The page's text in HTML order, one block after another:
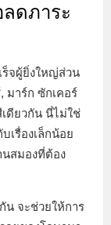
ลดภาระ
จผู้ยิ่งใหญ่ส่วน
มาร์ก ซักเคอร์
ดียวกัน นี่ไม่ใช่
เรื่องเล็กน้อย
นสมองที่ต้อง
น จะช่วยให้การ